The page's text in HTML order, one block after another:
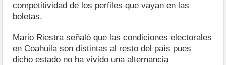
competitividad de los perfiles que vayan en las
boletas.
Mario Riestra señaló que las condiciones electorales
en Coahuila son distintas al resto del país pues
dicho estado no ha vivido una alternancia